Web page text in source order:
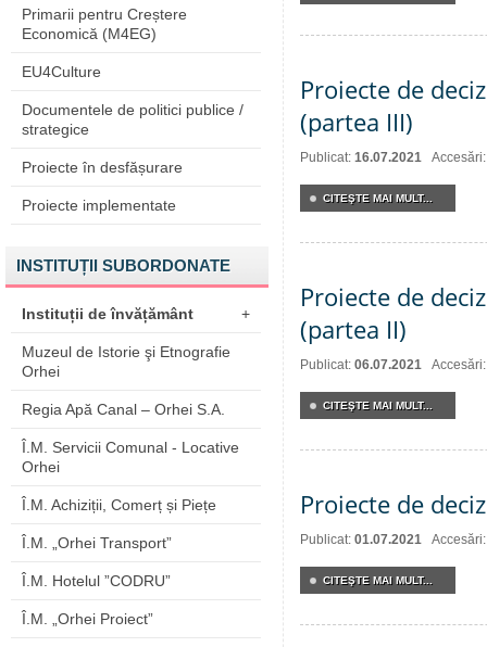
Primarii pentru Creștere
Economică (M4EG)
EU4Culture
Documentele de politici publice /
strategice
Proiecte în desfășurare
Proiecte implementate
INSTITUȚII SUBORDONATE
Instituții de învățământ +
Muzeul de Istorie şi Etnografie
Orhei
Regia Apă Canal – Orhei S.A.
Î.M. Servicii Comunal - Locative
Orhei
Î.M. Achiziții, Comerț și Piețe
Î.M. „Orhei Transport”
Î.M. Hotelul ”CODRU”
Î.M. „Orhei Proiect”
Proiecte de
(partea III)
Publicat: 16.07.2021
CITEŞTE MAI MULT...
Proiecte de
(partea II)
Publicat: 06.07.2021
CITEŞTE MAI MULT...
Proiecte de
Publicat: 01.07.2021
CITEŞTE MAI MULT...